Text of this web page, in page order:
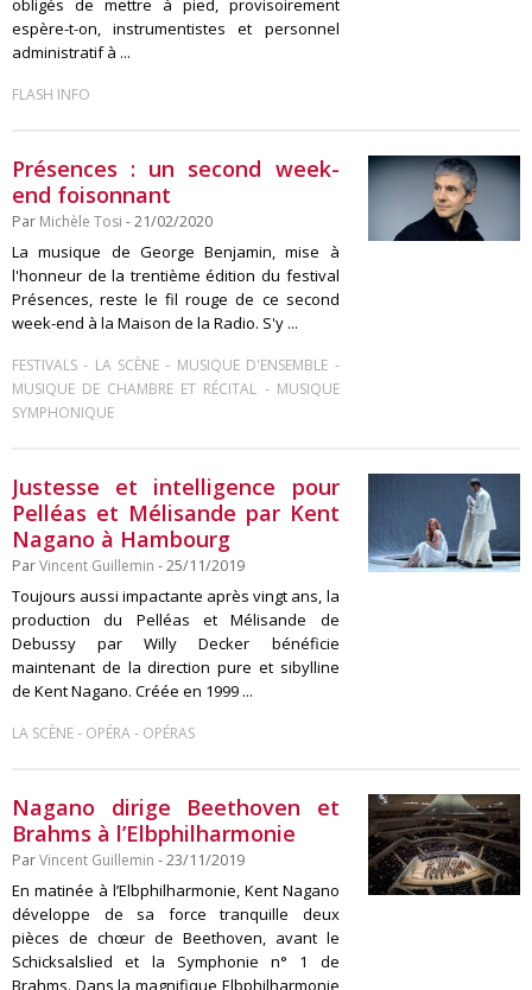
obligés de mettre à pied, provisoirement
espère-t-on, instrumentistes et personnel
administratif à ...
FLASH INFO
Présences : un second week-
end foisonnant
Par Michèle Tosi - 21/02/2020
La musique de George Benjamin, mise à
l'honneur de la trentième édition du festival
Présences, reste le fil rouge de ce second
week-end à la Maison de la Radio. S'y ...
FESTIVALS - LA SCÈNE - MUSIQUE D'ENSEMBLE -
MUSIQUE DE CHAMBRE ET RÉCITAL - MUSIQUE
SYMPHONIQUE
Justesse et intelligence pour
Pelléas et Mélisande par Kent
Nagano à Hambourg
ParVincent Guillemin - 25/11/2019
Toujours aussi impactante après vingt ans, la
production du Pelléas et Mélisande de
Debussy par Willy Decker bénéficie
maintenant de la direction pure et sibylline
de Kent Nagano. Créée en 1999 ...
LA SCÈNE- OPÉRA- OPÉRAS
Nagano dirige Beethoven et
Brahms à l’Elbphilharmonie
ParVincent Guillemin - 23/11/2019
En matinée à l’Elbphilharmonie, Kent Nagano
développe de sa force tranquille deux
pièces de chœur de Beethoven, avant le
Schicksalslied et la Symphonie n° 1 de
Brahms. Dans la magnifique Elbphilharmonie